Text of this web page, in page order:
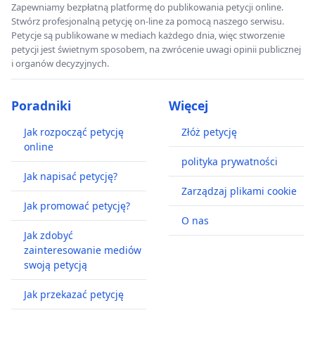
Zapewniamy bezpłatną platformę do publikowania petycji online.
Stwórz profesjonalną petycję on-line za pomocą naszego serwisu.
Petycje są publikowane w mediach każdego dnia, więc stworzenie
petycji jest świetnym sposobem, na zwrócenie uwagi opinii publicznej
i organów decyzyjnych.
Poradniki
Jak rozpocząć petycję
online
Jak napisać petycję?
Jak promować petycję?
Jak zdobyć
zainteresowanie mediów
swoją petycją
Jak przekazać petycję
Więcej
Złóż petycję
polityka prywatności
Zarządzaj plikami cookie
O nas